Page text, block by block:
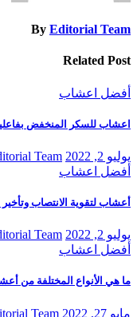
By Editorial Team
Related Post
أفضل اعشاب
اعشاب للسكر المنخفض
يوليو 2, 2022
Team
أفضل اعشاب
أعشاب لتقوية الانتصاب
يوليو 2, 2022
Team
أفضل اعشاب
ما هي الأنواع المختلفة من
مايو 27, 2022 Team